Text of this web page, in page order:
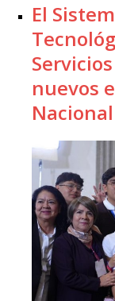
El
nuevos
Nacional